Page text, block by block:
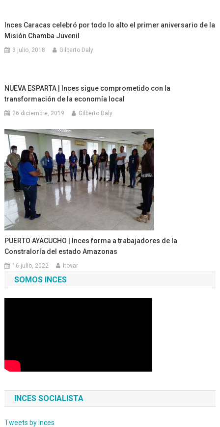
Inces Caracas celebró por todo lo alto el primer aniversario de la
Misión Chamba Juvenil
3 julio, 2018 Gilberto Daly
NUEVA ESPARTA | Inces sigue comprometido con la
transformación de la economía local
26 diciembre, 2019 Gilberto Daly
PUERTO AYACUCHO | Inces forma a trabajadores de la
Constraloría del estado Amazonas
16 julio, 2022 ltovar
SOMOS INCES
INCES SOCIALISTA
Tweets by Inces